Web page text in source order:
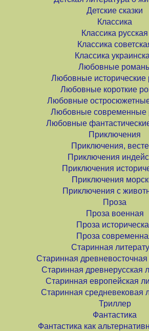
Детские сказки
Классика
Классика русская
Классика
Классика
Любовные
Любовные
Любовные короткие
Любовные
Любовные современные
Любовные
Приключения
Приключения,
Приключения
Приключения
Приключения
Приключения с
Проза
Проза военная
Проза
Проза
Старинная
Старинная древневосточная
Старинная древнерусская
Старинная европейская
Старинная средневековая
Триллер
Фантастика
Фантастика как